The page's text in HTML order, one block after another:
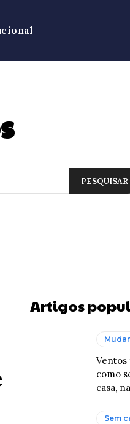
PESQUISAR
Artigos
Ventos
como
casa,
Sem